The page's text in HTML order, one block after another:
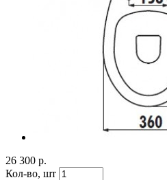
26 300 р.
Кол-во, шт